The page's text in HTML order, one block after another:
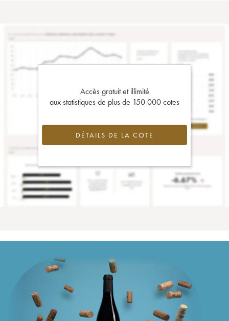
Accès gratuit et illimité
aux statistiques de plus de 150 000 cotes
DÉTAILS DE LA COTE